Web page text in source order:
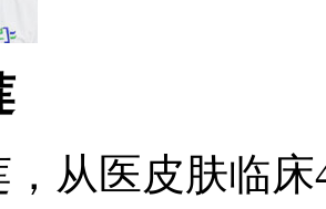
，从医皮肤临